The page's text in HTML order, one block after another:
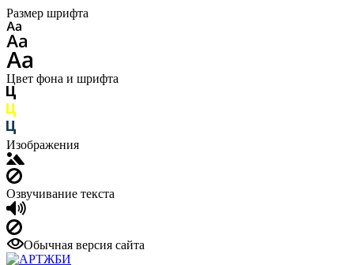
Размер шрифта
Цвет фона и шрифта
Изображения
Озвучивание текста
Обычная версия сайта